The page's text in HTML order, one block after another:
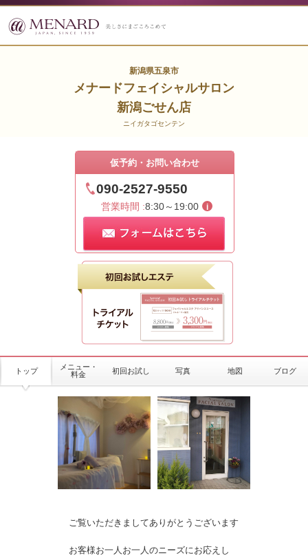
新潟県五泉市
メナードフェイシャルサロン
新潟ごせん店
ニイガタゴセンテン
仮予約・お問い合わせ
090-2527-9550
営業時間 :8:30～19:00
トップ
メニュー・
料金
初回お試し 写真 地図 ブログ
ご覧いただきましてありがとうございます
お客様お一人お一人のニーズにお応えし